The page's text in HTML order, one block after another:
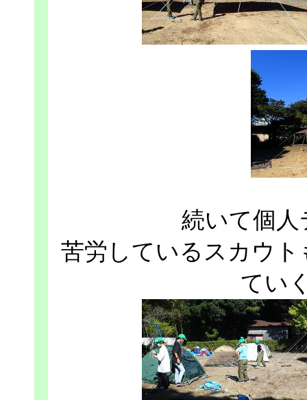
続いて個
苦労しているスカウ
てい